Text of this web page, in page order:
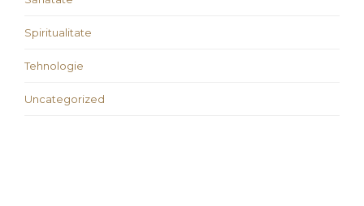
Spiritualitate
Tehnologie
Uncategorized